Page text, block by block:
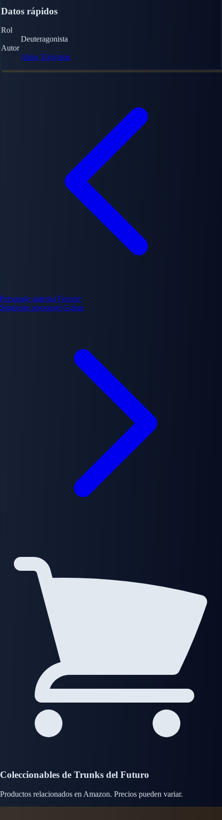
Datos rápidos
Rol
Deuteragonista
Autor
Akira Toriyama
Personaje anterior Freezer
Siguiente personaje Gohan
Coleccionables de Trunks del Futuro
Productos relacionados en Amazon. Precios pueden variar.